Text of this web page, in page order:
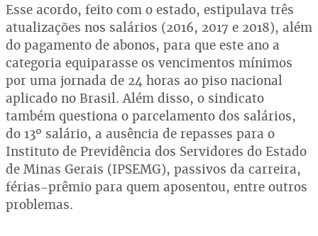
Esse acordo, feito com o estado, estipulava três
atualizações nos salários (2016, 2017 e 2018), além
do pagamento de abonos, para que este ano a
categoria equiparasse os vencimentos mínimos
por uma jornada de 24 horas ao piso nacional
aplicado no Brasil. Além disso, o sindicato
também questiona o parcelamento dos salários,
do 13º salário, a ausência de repasses para o
Instituto de Previdência dos Servidores do Estado
de Minas Gerais (IPSEMG), passivos da carreira,
férias-prêmio para quem aposentou, entre outros
problemas.